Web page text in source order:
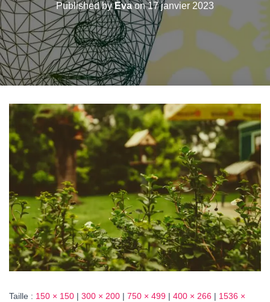
A
I
O
N
Published byEvaon17 janvier 2023
Taille : 150 × 150 | 300 × 200 | 750 × 499 | 400 × 266 | 1536 ×